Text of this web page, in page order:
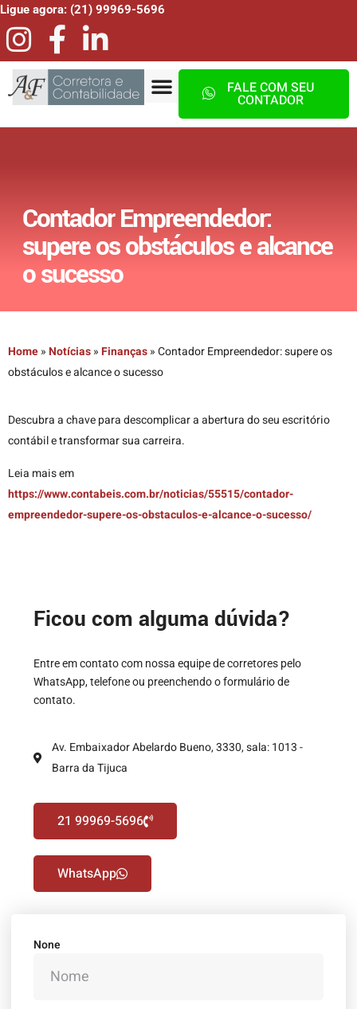
Ligue agora: (21) 99969-5696
FALE COM SEU
CONTADOR
Contador Empreendedor:
supere os obstáculos e alcance
o sucesso
Home»Notícias»Finanças»Contador Empreendedor: supere os
obstáculos e alcance o sucesso
Descubra a chave para descomplicar a abertura do seu escritório
contábil e transformar sua carreira.
Leia mais em
https://www.contabeis.com.br/noticias/55515/contador-
empreendedor-supere-os-obstaculos-e-alcance-o-sucesso/
Ficou com alguma dúvida?
Entre em contato com nossa equipe de corretores pelo
WhatsApp, telefone ou preenchendo o formulário de
contato.
Av. Embaixador Abelardo Bueno, 3330, sala: 1013 -
Barra da Tijuca
21 99969-5696
WhatsApp
None